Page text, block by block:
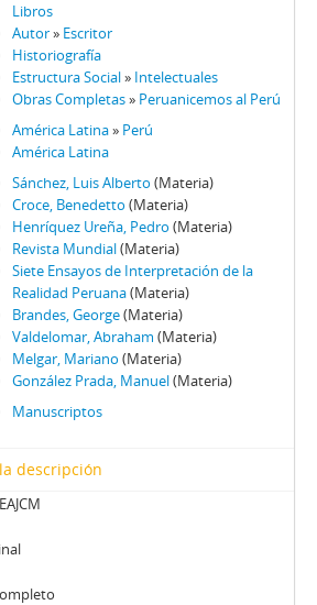
Libros
Autor» Escritor
Historiografía
Estructura Social» Intelectuales
Obras Completas» Peruanicemos al Perú
América Latina» Perú
América Latina
Sánchez, Luis Alberto (Materia)
Croce, Benedetto (Materia)
Henríquez Ureña, Pedro (Materia)
Revista Mundial(Materia)
Siete Ensayos de Interpretación de la
Realidad Peruana(Materia)
Brandes, George(Materia)
Valdelomar, Abraham (Materia)
Melgar, Mariano (Materia)
González Prada, Manuel(Materia)
Manuscriptos
descripción